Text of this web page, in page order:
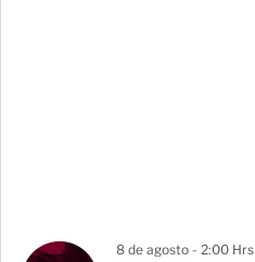
8 de agosto - 2:00 Hrs